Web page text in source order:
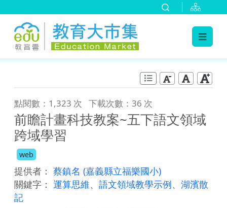
點閱數：1,323 次 下載次數：36 次
前瞻計畫科技教案~五下語文領域
跨域學習
web
提供者： 蔡鎮名 (嘉義縣立福樂國小)
關鍵字： 運算思維、 語文領域教學示例、 湖濱散
記